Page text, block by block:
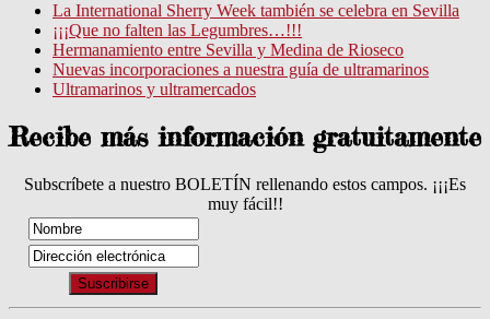
La International Sherry Week también se celebra en Sevilla
¡¡¡Que no falten las Legumbres…!!!
Hermanamiento entre Sevilla y Medina de Rioseco
Nuevas incorporaciones a nuestra guía de ultramarinos
Ultramarinos y ultramercados
Recibe más información gratuitamente
Subscríbete a nuestro BOLETÍN rellenando estos campos. ¡¡¡Es
muy fácil!!